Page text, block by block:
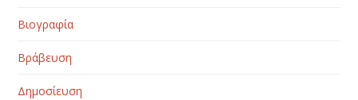
Βιογραφία
Βράβευση
Δημοσίευση